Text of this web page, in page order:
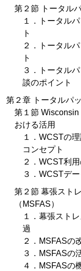
第２節 トータル
１．トータル
ト
２．トータル
ト
３．トータル
談のポイント
第２章 トータルパ
第１節 Wisconsin
おける活用
１．WCSTの
コンセプト
２．WCST利
３．WCSTデ
第２節 幕張スト
（MSFAS）
１．幕張スト
過
２．MSFASの
３．MSFASの
４．MSFASの